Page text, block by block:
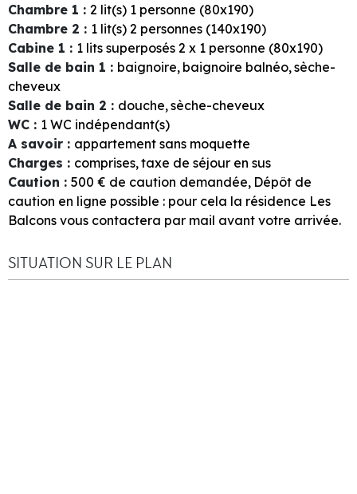
Chambre 1 : 2 lit(s) 1 personne (80x190)
Chambre 2 : 1 lit(s) 2 personnes (140x190)
Cabine 1 : 1 lits superposés 2 x 1 personne (80x190)
Salle de bain 1 : baignoire baignoire balnéo sèche-
cheveux
Salle de bain 2 : douche sèche-cheveux
WC : 1 WC indépendant(s)
A savoir : appartement sans moquette
Charges : comprises taxe de séjour en sus
Caution : 500 € de caution demandée Dépôt de
caution en ligne possible : pour cela la résidence Les
Balcons vous contactera par mail avant votre arrivée.
SITUATION SUR LE PLAN